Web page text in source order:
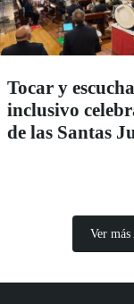
Tocar y
inclusivo
de las Santas
Ver